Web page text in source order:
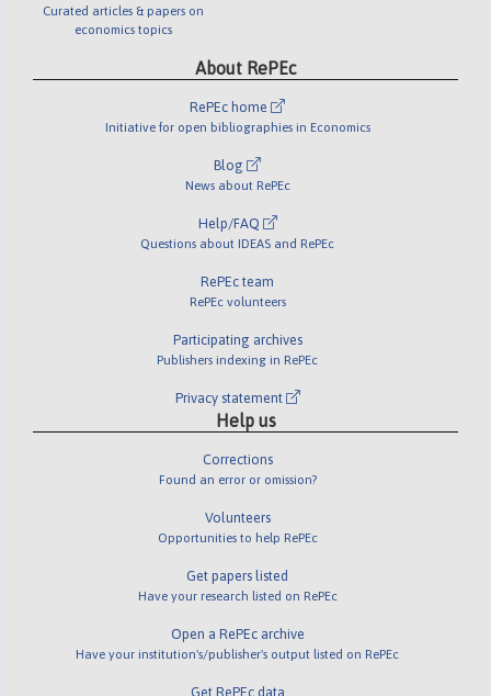
Curated articles & papers on
economics topics
About RePEc
RePEc home
Initiative for open bibliographies in Economics
Blog
News about RePEc
Help/FAQ
Questions about IDEAS and RePEc
RePEc team
RePEc volunteers
Participating archives
Publishers indexing in RePEc
Privacy statement
Help us
Corrections
Found an error or omission?
Volunteers
Opportunities to help RePEc
Get papers listed
Have your research listed on RePEc
Open a RePEc archive
Have your institution's/publisher's output listed on RePEc
Get RePEc data